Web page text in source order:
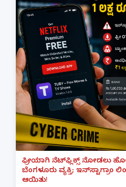
ಫ್ರೀಯಾಗಿ ನೆಟ್‌ಫ್ಲಿಕ್ಸ್ ನೋಡಲು
ಬೆಂಗಳೂರು ವ್ಯಕ್ತಿ; ಇನ್‌ಸ್ಟಾಗ್ರಾಂ
ಆಯಿತು!